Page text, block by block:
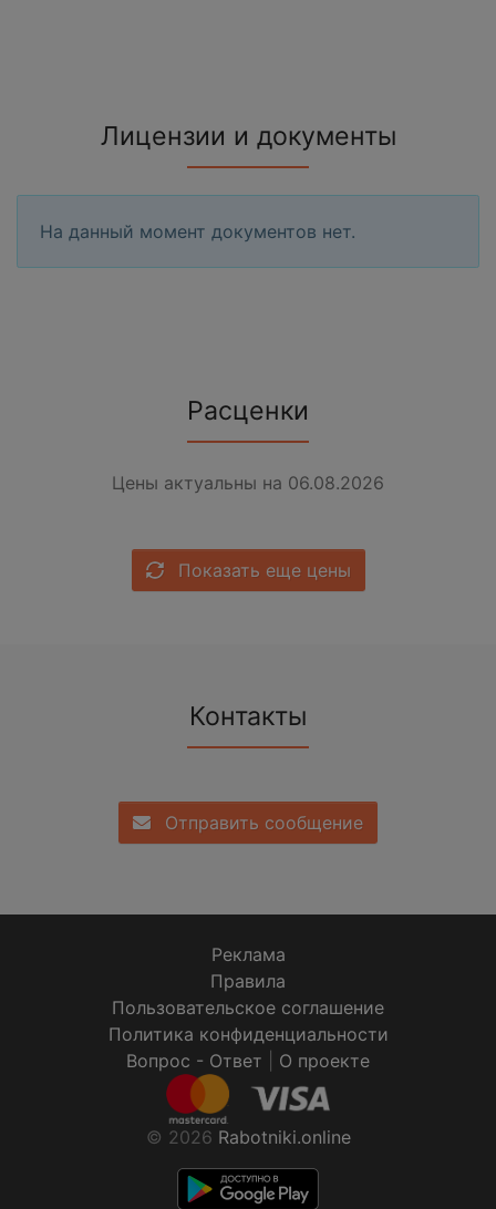
Лицензии и документы
На данный момент документов нет.
Расценки
Цены актуальны на 06.08.2026
Показать еще цены
Контакты
Отправить сообщение
Реклама
Правила
Пользовательское соглашение
Политика конфиденциальности
Вопрос - Ответ
О проекте
© 2026 Rabotniki.online